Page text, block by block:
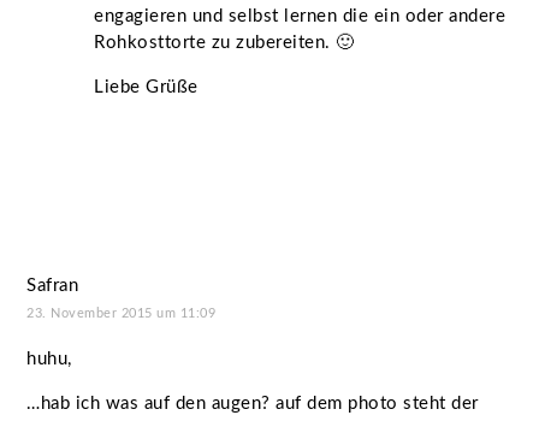
engagieren und selbst lernen die ein oder andere
Rohkosttorte zu zubereiten. 🙂
Liebe Grüße
Safran
23. November 2015 um 11:09
huhu,
…hab ich was auf den augen? auf dem photo steht der